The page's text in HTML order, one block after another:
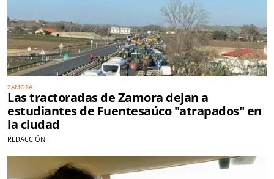
ZAMORA
Las tractoradas de Zamora dejan a
estudiantes de Fuentesaúco "atrapados" en
la ciudad
REDACCIÓN